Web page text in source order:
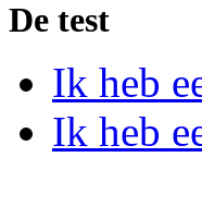
De test
Ik heb
Ik heb